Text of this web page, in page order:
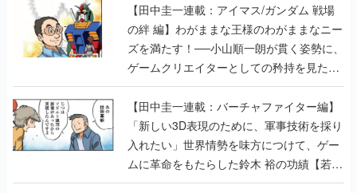
【田中圭一連載：アイマス/ガンダム 戦場
の絆 編】わがままな王様のわがままなニー
ズを満たす！──小山順一朗が貫く姿勢に、
ゲームクリエイターとしての矜持を見た
【若ゲのいたり最終回】
【田中圭一連載：バーチャファイター編】
「新しい3D表現のために、軍事技術を採り
入れたい」世界情勢を味方につけて、ゲー
ムに革命をもたらした鈴木 裕の功績【若ゲ
のいたり】